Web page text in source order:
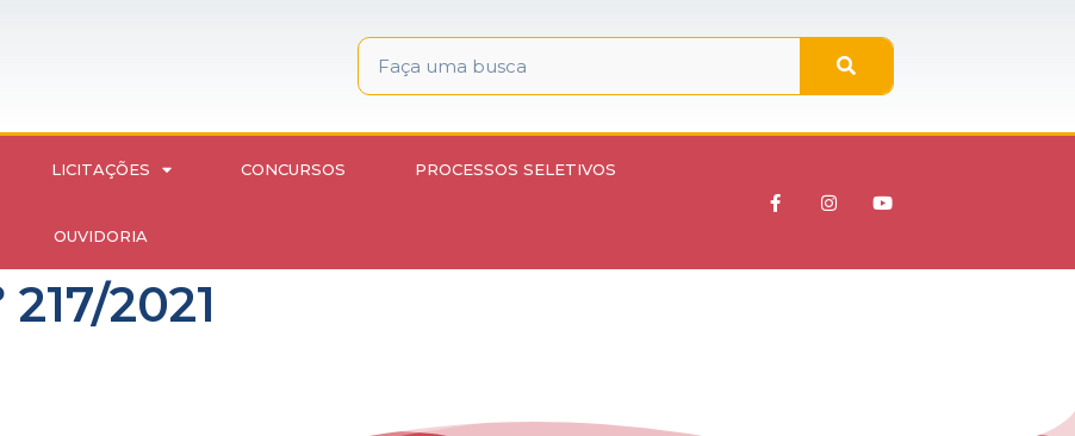
LICITAÇÕES CONCURSOS PROCESSOS SELETIVOS
OUVIDORIA
2021